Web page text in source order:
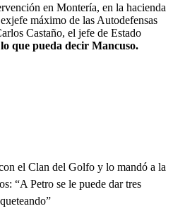
en Montería, en la hacienda
máximo de las Autodefensas
Castaño, el jefe de Estado
que pueda decir Mancuso.
el Clan del Golfo y lo mandó a la
“A Petro se le puede dar tres